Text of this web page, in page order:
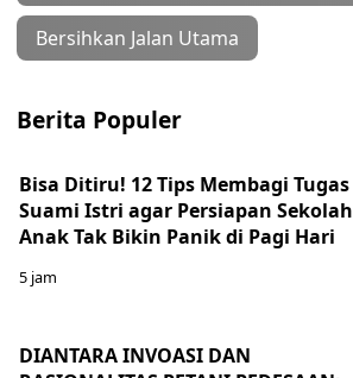
Bersihkan Jalan Utama
Berita Populer
Bisa Ditiru! 12 Tips Membagi Tugas
Suami Istri agar Persiapan Sekolah
Anak Tak Bikin Panik di Pagi Hari
5 jam
DIANTARA INVOASI DAN